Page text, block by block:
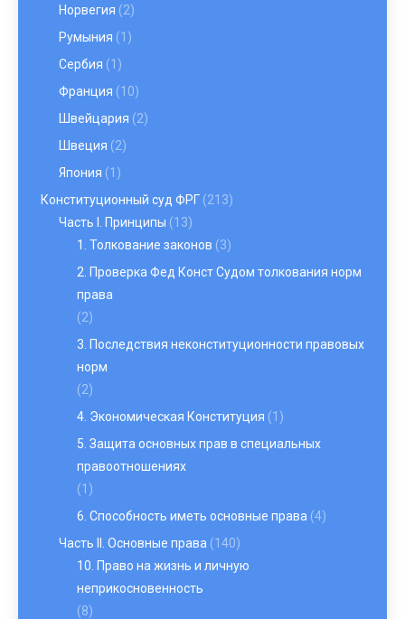
Норвегия (2)
Румыния (1)
Сербия (1)
Франция (10)
Швейцария (2)
Швеция (2)
Япония (1)
Конституционный суд ФРГ (213)
Часть I. Принципы (13)
1. Толкование законов (3)
2. Проверка Фед Конст Судом толкования норм
права
(2)
3. Последствия неконституционности правовых
норм
(2)
4. Экономическая Конституция (1)
5. Защита основных прав в специальных
правоотношениях
(1)
6. Способность иметь основные права (4)
Часть II. Основные права (140)
10. Право на жизнь и личную
неприкосновенность
(8)